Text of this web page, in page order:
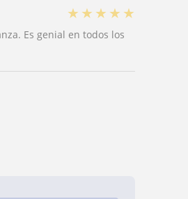
★ ★ ★ ★ ★
Es genial en todos los